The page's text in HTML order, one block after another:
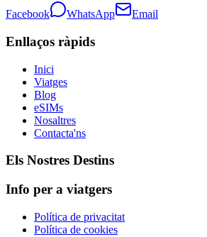
Facebook WhatsApp Email
Enllaços ràpids
Inici
Viatges
Blog
eSIMs
Nosaltres
Contacta'ns
Els Nostres Destins
Info per a viatgers
Política de privacitat
Política de cookies